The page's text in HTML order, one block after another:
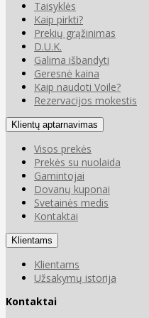
Taisyklės
Kaip pirkti?
Prekių grąžinimas
D.U.K.
Galima išbandyti
Geresnė kaina
Kaip naudoti Voile?
Rezervacijos mokestis
Klientų aptarnavimas
Visos prekės
Prekės su nuolaida
Gamintojai
Dovanų kuponai
Svetainės medis
Kontaktai
Klientams
Klientams
Užsakymų istorija
Kontaktai